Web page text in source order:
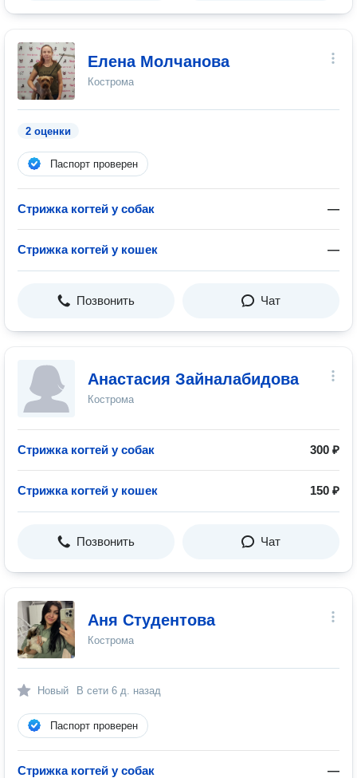
Елена Молчанова
Кострома
2 оценки
Паспорт проверен
Стрижка когтей у собак —
Стрижка когтей у кошек —
Позвонить Чат
Анастасия Зайналабидова
Кострома
Стрижка когтей у собак 300 ₽
Стрижка когтей у кошек 150 ₽
Позвонить Чат
Аня Студентова
Кострома
Новый В сети 6 д. назад
Паспорт проверен
Стрижка когтей у собак —